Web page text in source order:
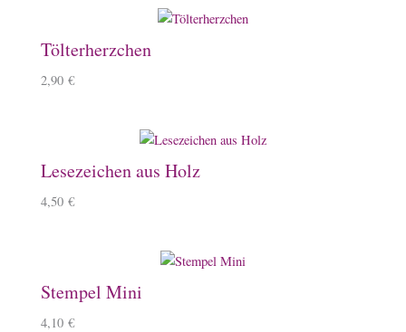
Tölterherzchen
2,90 €
Lesezeichen aus Holz
4,50 €
Stempel Mini
4,10 €